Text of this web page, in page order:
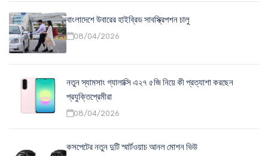
বাংলাদেশে উবারের হাইব্রিড সাবস্ক্রিপশন চালু
08/04/2026
নতুন স্যামসাং গ্যালাক্সি এ২৭ ৫জি নিয়ে কী প্রত্যাশা করছেন
প্রযুক্তিপ্রেমীরা
08/04/2026
কসপেটের নতুন দুটি স্মার্টওয়াচ আনল মোশন ভিউ